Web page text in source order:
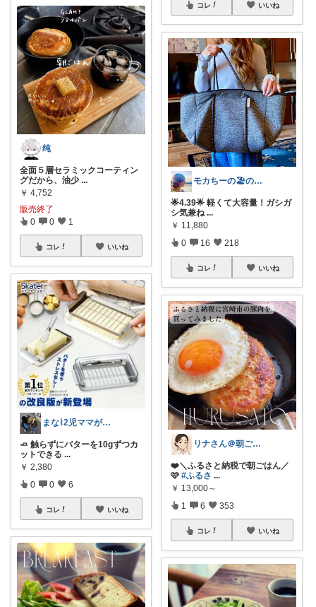
纯
全面５層セラミックコーティン
グだから、油少 ...
￥ 4,752
販売終了
0 0 1
コレ いいね
まな⌇2児ママが目指すゆとりある暮らし
🧈 触らずにバターを10gずつカ
ットできる ...
￥ 2,380
0 0 6
コレ いいね
コレ いいね
モカちーの🏖️のんびりライフ🐈✨
🌟4.39🌟 軽くて大容量！ガシガ
シ気兼ね ...
￥ 11,880
0 16 218
コレ いいね
リナさん＠朝ごはん充実life🌿🕊️
❤️＼ふるさと納税で朝ごはん／
🩷 #ふるさ ...
￥ 13,000～
1 6 353
コレ いいね